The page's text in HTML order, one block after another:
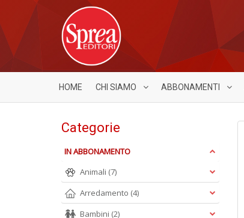
HOME CHI SIAMO ABBONAMENTI
Categorie
IN ABBONAMENTO
Animali (7)
Arredamento (4)
Bambini (2)